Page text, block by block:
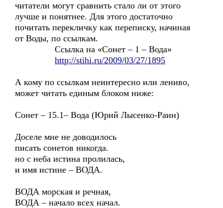
читатели могут сравнить стало ли от этого
лучше и понятнее. Для этого достаточно
почитать перекличку как переписку, начиная
от Воды, по ссылкам.
Ссылка на «Сонет – 1 – Вода»
http://stihi.ru/2009/03/27/1895
А кому по ссылкам неинтересно или лениво,
может читать единым блоком ниже:
Сонет – 15.1– Вода (Юрий Лысенко-Раин)
Доселе мне не доводилось
писать сонетов никогда.
но с неба истина пролилась,
и имя истине – ВОДА.
ВОДА морская и речная,
ВОДА – начало всех начал.